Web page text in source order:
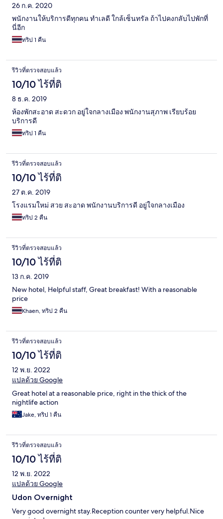
26 ก.ค. 2020
พนักงานให้บริการดีทุกคน ทำเลดี ใกล้เซ็นทรัล ถ้าไปคงกลับไปพักที่
นี่อีก
ทริป 1 คืน
รีวิวที่ตรวจสอบแล้ว
10/10 ไร้ที่ติ
8 ธ.ค. 2019
ห้องพักสะอาด สะดวก อยู่ใจกลางเมือง พนักงานสุภาพ เรียบร้อย
บริการดี
ทริป 1 คืน
รีวิวที่ตรวจสอบแล้ว
10/10 ไร้ที่ติ
27 ต.ค. 2019
โรงแรมใหม่ สวย สะอาด พนักงานบริการดี อยู่ใจกลางเมือง
ทริป 2 คืน
รีวิวที่ตรวจสอบแล้ว
10/10 ไร้ที่ติ
13 ก.ค. 2019
New hotel, Helpful staff, Great breakfast! With a reasonable
price
Khaen, ทริป 2 คืน
รีวิวที่ตรวจสอบแล้ว
10/10 ไร้ที่ติ
12 พ.ย. 2022
แปลด้วย Google
Great hotel at a reasonable price, right in the thick of the
nightlife action
Jake, ทริป 1 คืน
รีวิวที่ตรวจสอบแล้ว
10/10 ไร้ที่ติ
12 พ.ย. 2022
แปลด้วย Google
Udon Overnight
Very good overnight stay.Reception counter very helpful.Nice